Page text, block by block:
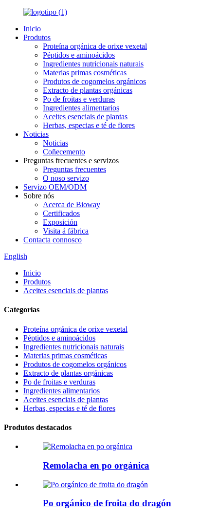
Inicio
Produtos
Proteína orgánica de orixe vexetal
Péptidos e aminoácidos
Ingredientes nutricionais naturais
Materias primas cosméticas
Produtos de cogomelos orgánicos
Extracto de plantas orgánicas
Po de froitas e verduras
Ingredientes alimentarios
Aceites esenciais de plantas
Herbas, especias e té de flores
Noticias
Noticias
Coñecemento
Preguntas frecuentes e servizos
Preguntas frecuentes
O noso servizo
Servizo OEM/ODM
Sobre nós
Acerca de Bioway
Certificados
Exposición
Visita á fábrica
Contacta connosco
English
Inicio
Produtos
Aceites esenciais de plantas
Categorías
Proteína orgánica de orixe vexetal
Péptidos e aminoácidos
Ingredientes nutricionais naturais
Materias primas cosméticas
Produtos de cogomelos orgánicos
Extracto de plantas orgánicas
Po de froitas e verduras
Ingredientes alimentarios
Aceites esenciais de plantas
Herbas, especias e té de flores
Produtos destacados
Remolacha en po orgánica
Po orgánico de froita do dragón